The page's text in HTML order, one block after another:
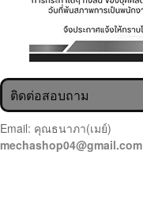
ติดต่อสอบถาม
Email: คุณธนาภา(เมย์)
mechashop04@gmail.com